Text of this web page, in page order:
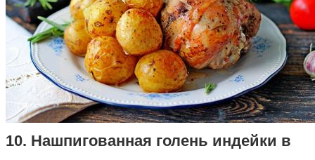
10. Нашпигованная голень индейки в